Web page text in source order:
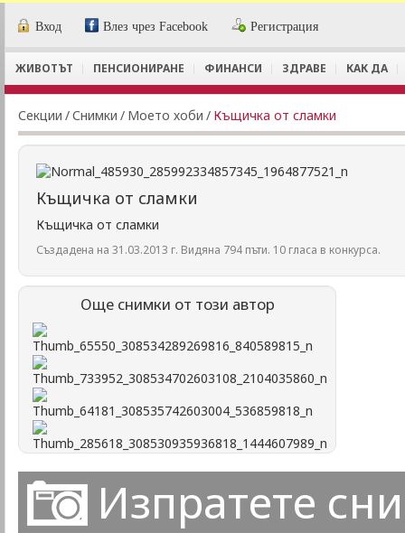
Вход Влез чрез Facebook Регистрация
ЖИВОТЪТ ПЕНСИОНИРАНЕ ФИНАНСИ ЗДРАВЕ КАК ДА
Секции /Снимки / Моето хоби / Къщичка от сламки
Къщичка от сламки
Къщичка от сламки
Създадена на 31.03.2013 г. Видяна 794 пъти. 10 гласа в конкурса.
Още снимки от този автор
Изпратете